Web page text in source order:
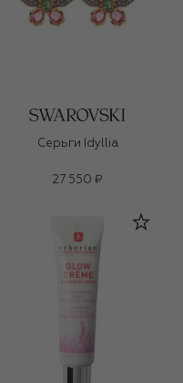
Серьги Idyllia
27 550 ₽